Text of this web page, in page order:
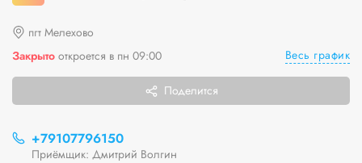
пгт Мелехово
Закрыто откроется в пн 09:00 Весь график
Поделится
+79107796150
Приёмщик: Дмитрий Волгин